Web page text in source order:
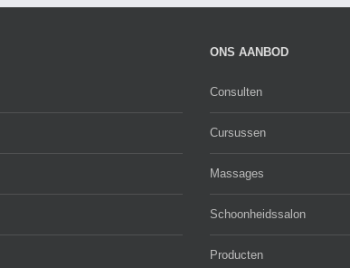
ONS AANBOD
Consulten
Cursussen
Massages
Schoonheidssalon
Producten